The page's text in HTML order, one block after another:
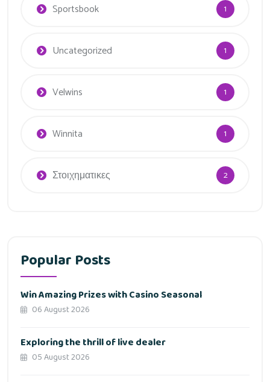
Sportsbook 1
Uncategorized 1
Velwins 1
Winnita 1
Στοιχηματικες 2
Popular Posts
Win Amazing Prizes with Casino Seasonal
06 August 2026
Exploring the thrill of live dealer
05 August 2026